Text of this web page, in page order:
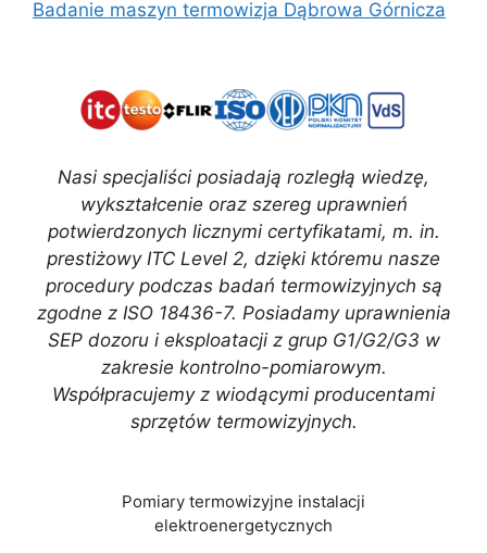
Badanie maszyn termowizja Dąbrowa Górnicza
Nasi specjaliści posiadają rozległą wiedzę,
wykształcenie oraz szereg uprawnień
potwierdzonych licznymi certyfikatami, m. in.
prestiżowy ITC Level 2, dzięki któremu nasze
procedury podczas badań termowizyjnych są
zgodne z ISO 18436-7. Posiadamy uprawnienia
SEP dozoru i eksploatacji z grup G1/G2/G3 w
zakresie kontrolno-pomiarowym.
Współpracujemy z wiodącymi producentami
sprzętów termowizyjnych.
Pomiary termowizyjne instalacji
elektroenergetycznych